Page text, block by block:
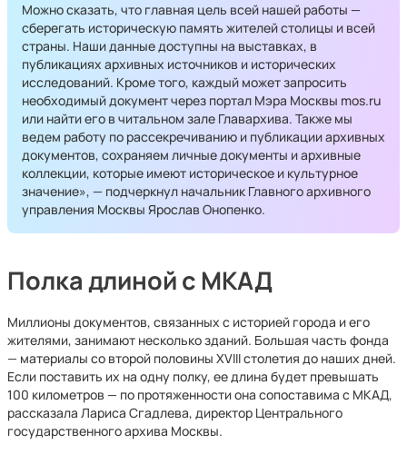
Можно сказать, что главная цель всей нашей работы —
сберегать историческую память жителей столицы и всей
страны. Наши данные доступны на выставках, в
публикациях архивных источников и исторических
исследований. Кроме того, каждый может запросить
необходимый документ через портал Мэра Москвы mos.ru
или найти его в читальном зале Главархива. Также мы
ведем работу по рассекречиванию и публикации архивных
документов, сохраняем личные документы и архивные
коллекции, которые имеют историческое и культурное
значение», — подчеркнул начальник Главного архивного
управления Москвы Ярослав Онопенко.
Полка длиной с МКАД
Миллионы документов, связанных с историей города и его
жителями, занимают несколько зданий. Большая часть фонда
— материалы со второй половины XVIII столетия до наших дней.
Если поставить их на одну полку, ее длина будет превышать
100 километров — по протяженности она сопоставима с МКАД,
рассказала Лариса Сгадлева, директор Центрального
государственного архива Москвы.